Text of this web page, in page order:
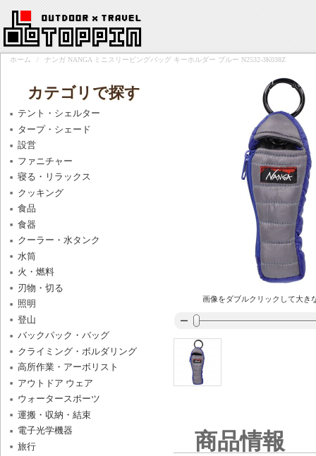
ホーム / ナンガ NANGA ミニスリーピングバッグ キーホルダー ブルー N2532-3K038Z
画像をダブルクリックして大き
商品情報
カテゴリで探す
テント・シェルター
タープ・シェード
設営
ファニチャー
寝る・リラックス
クッキング
食品
食器
クーラー・水タンク
水筒
火・燃料
刃物・切る
照明
登山
バックパック・バッグ
クライミング・ボルダリング
高所作業・アーボリスト
アウトドア ウェア
ウォータースポーツ
運搬・収納・結束
電子光学機器
旅行